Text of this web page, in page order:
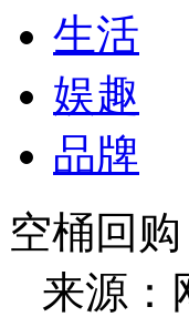
生活
娱趣
品牌
空桶回
来源：